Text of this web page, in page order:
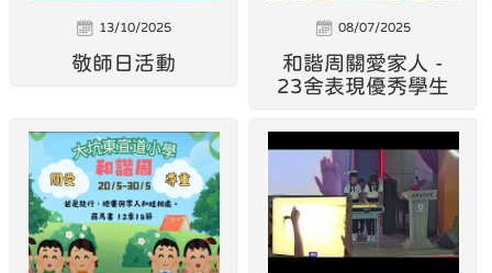
13/10/2025
敬師日活動
08/07/2025
和諧周關愛家人 -
23舍表現優秀學生